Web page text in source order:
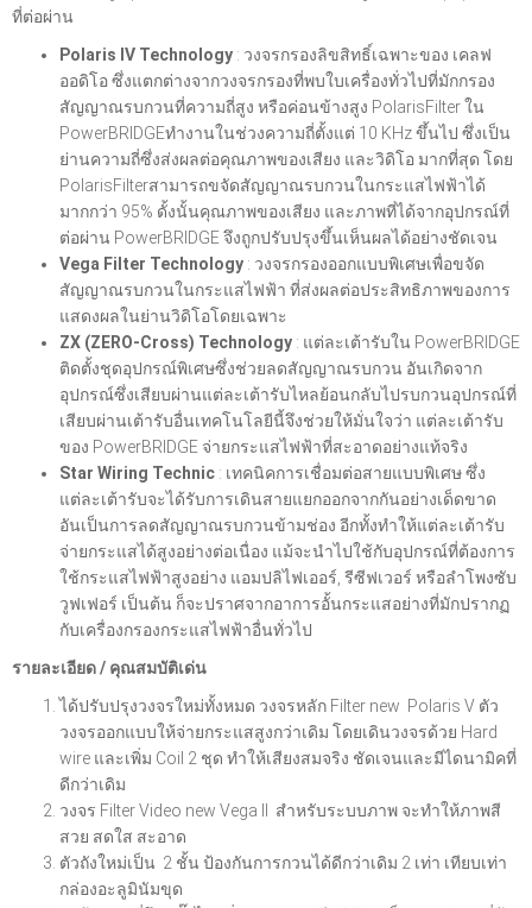
ที่ต่อผ่าน
Polaris IV Technology : วงจรกรองลิขสิทธิ์เฉพาะของ เคลฟ
ออดิโอ ซึ่งแตกต่างจากวงจรกรองที่พบใบเครื่องทั่วไปที่มักกรอง
สัญญาณรบกวนที่ความถี่สูง หรือค่อนข้างสูง PolarisFilter ใน
PowerBRIDGEทำงานในช่วงความถี่ตั้งแต่ 10 KHz ขึ้นไป ซึ่งเป็น
ย่านความถี่ซึ่งส่งผลต่อคุณภาพของเสียง และวิดิโอ มากที่สุด โดย
PolarisFilterสามารถขจัดสัญญาณรบกวนในกระแสไฟฟ้าได้
มากกว่า 95% ดั้งนั้นคุณภาพของเสียง และภาพที่ได้จากอุปกรณ์ที่
ต่อผ่าน PowerBRIDGE จึงถูกปรับปรุงขึ้นเห็นผลได้อย่างชัดเจน
Vega Filter Technology : วงจรกรองออกแบบพิเศษเพื่อขจัด
สัญญาณรบกวนในกระแสไฟฟ้า ที่ส่งผลต่อประสิทธิภาพของการ
แสดงผลในย่านวิดิโอโดยเฉพาะ
ZX (ZERO-Cross) Technology : แต่ละเต้ารับใน PowerBRIDGE
ติดตั้งชุดอุปกรณ์พิเศษซึ่งช่วยลดสัญญาณรบกวน อันเกิดจาก
อุปกรณ์ซึ่งเสียบผ่านแต่ละเต้ารับไหลย้อนกลับไปรบกวนอุปกรณ์ที่
เสียบผ่านเต้ารับอื่นเทคโนโลยีนี้จึงช่วยให้มั่นใจว่า แต่ละเต้ารับ
ของ PowerBRIDGE จ่ายกระแสไฟฟ้าที่สะอาดอย่างแท้จริง
Star Wiring Technic : เทคนิคการเชื่อมต่อสายแบบพิเศษ ซึ่ง
แต่ละเต้ารับจะได้รับการเดินสายแยกออกจากกันอย่างเด็ดขาด
อันเป็นการลดสัญญาณรบกวนข้ามช่อง อีกทั้งทำให้แต่ละเต้ารับ
จ่ายกระแสได้สูงอย่างต่อเนื่อง แม้จะนำไปใช้กับอุปกรณ์ที่ต้องการ
ใช้กระแสไฟฟ้าสูงอย่าง แอมปลิไฟเออร์, รีซีฟเวอร์ หรือลำโพงซับ
วูฟเฟอร์ เป็นต้น ก็จะปราศจากอาการอั้นกระแสอย่างที่มักปรากฏ
กับเครื่องกรองกระแสไฟฟ้าอื่นทั่วไป
รายละเอียด / คุณสมบัติเด่น
ได้ปรับปรุงวงจรใหม่ทั้งหมด วงจรหลัก Filter new Polaris V ตัว
วงจรออกแบบให้จ่ายกระแสสูงกว่าเดิม โดยเดินวงจรด้วย Hard
wire และเพิ่ม Coil 2 ชุด ทำให้เสียงสมจริง ชัดเจนและมีไดนามิคที่
ดีกว่าเดิม
วงจร Filter Video new Vega ll สำหรับระบบภาพ จะทำให้ภาพสี
สวย สดใส สะอาด
ตัวถังใหม่เป็น 2 ชั้น ป้องกันการกวนได้ดีกว่าเดิม 2 เท่า เทียบเท่า
กล่องอะลูมินัมขุด